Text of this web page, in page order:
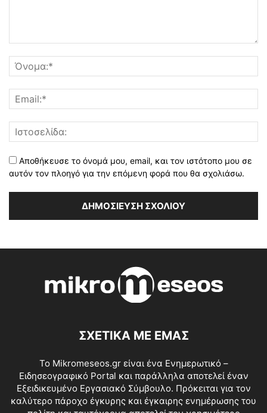
Αποθήκευσε το όνομά μου, email, και τον ιστότοπο μου σε
αυτόν τον πλοηγό για την επόμενη φορά που θα σχολιάσω.
ΣΧΕΤΙΚΑ ΜΕ ΕΜΑΣ
Το Mikromeseos.gr είναι ένα Ενημερωτικό –
Ειδησεογραφικό Portal και παράλληλα αποτελεί έναν
Εξειδικευμένο Εργασιακό Σύμβουλο. Πρόκειται για τον
καλύτερο πάροχο έγκυρης και έγκαιρης ενημέρωσης του